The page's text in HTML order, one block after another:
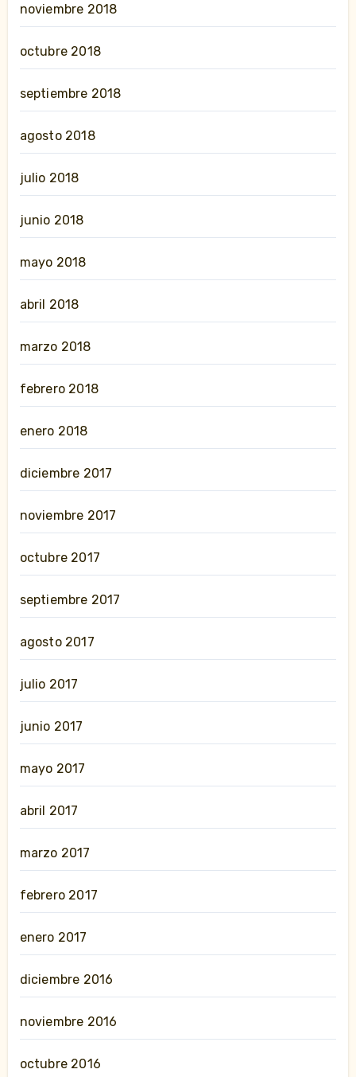
noviembre 2018
octubre 2018
septiembre 2018
agosto 2018
julio 2018
junio 2018
mayo 2018
abril 2018
marzo 2018
febrero 2018
enero 2018
diciembre 2017
noviembre 2017
octubre 2017
septiembre 2017
agosto 2017
julio 2017
junio 2017
mayo 2017
abril 2017
marzo 2017
febrero 2017
enero 2017
diciembre 2016
noviembre 2016
octubre 2016